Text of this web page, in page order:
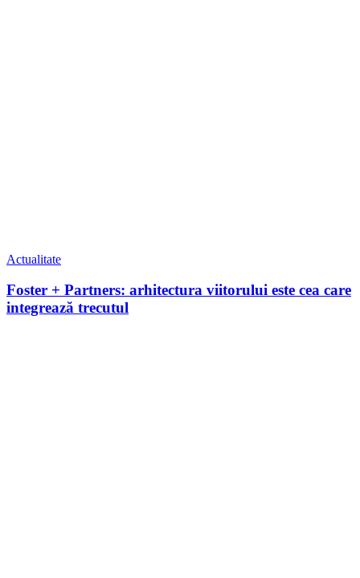
Actualitate
Foster + Partners: arhitectura viitorului este cea care
integrează trecutul